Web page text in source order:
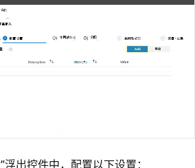
”浮出控件中，配置以下设置：